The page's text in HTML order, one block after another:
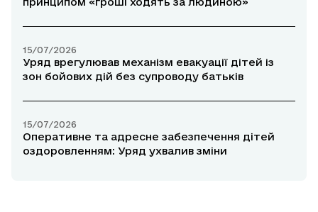
15/07/2026
Уряд врегулював механізм евакуації дітей із
зон бойових дій без супроводу батьків
15/07/2026
Оперативне та адресне забезпечення дітей
оздоровленням: Уряд ухвалив зміни